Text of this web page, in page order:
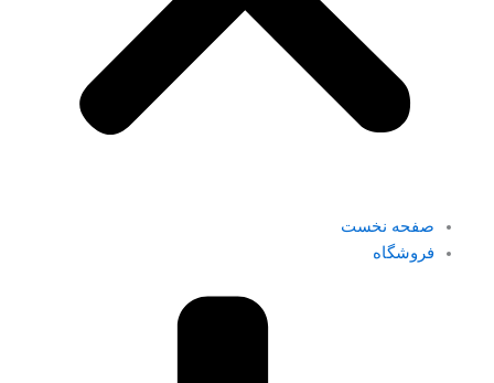
صفحه نخست
فروشگاه